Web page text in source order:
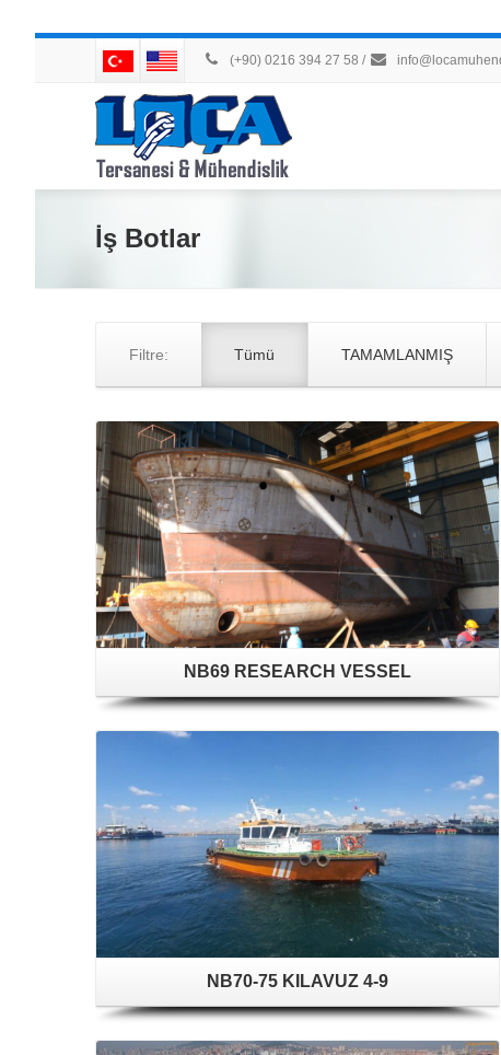
(+90) 0216 394 27 58 /
İş Botlar
Filtre: Tümü TAMAMLANMIŞ
NB69 RESEARCH VESSEL
NB70-75 KILAVUZ 4-9